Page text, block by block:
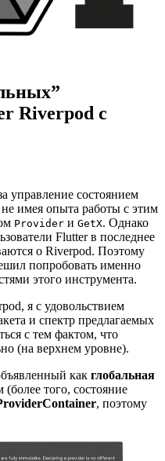
Riverpod с
управление состоянием
имея опыта работы с этим
Provider и GetX. Однако
Flutter в последнее
о Riverpod. Поэтому
попробовать именно
этого инструмента.
я с удовольствием
и спектр предлагаемых
с тем фактом, что
(на верхнем уровне).
как глобальная
(более того, состояние
, поэтому